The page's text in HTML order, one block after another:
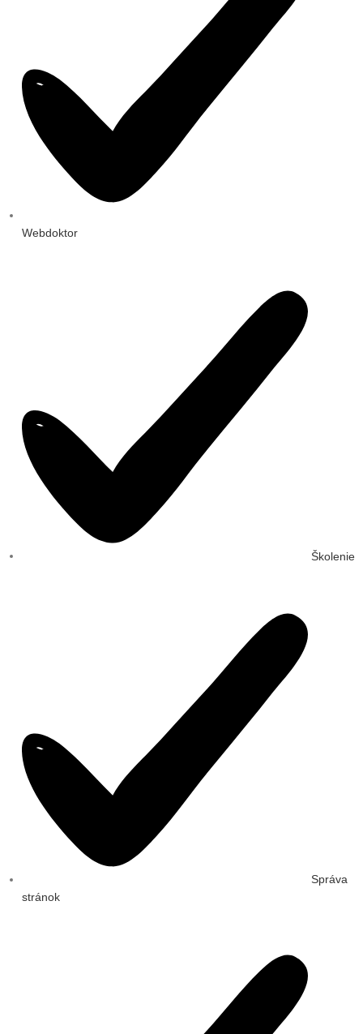
Webdoktor
Školenie
Správa
stránok